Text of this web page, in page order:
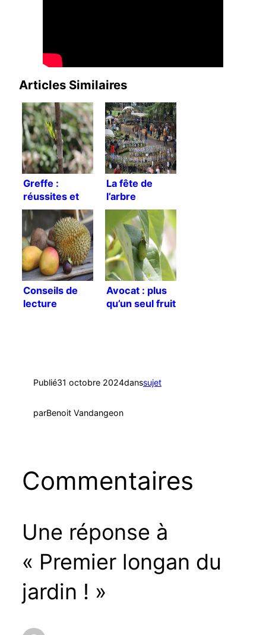
Articles Similaires
Greffe :
réussites et
échecs
La fête de
l’arbre
Conseils de
lecture
Avocat : plus
qu’un seul fruit
Publié31 octobre 2024danssujet
parBenoit Vandangeon
Commentaires
Une réponse à
« Premier longan du
jardin ! »